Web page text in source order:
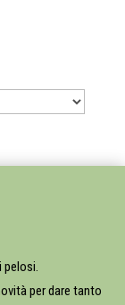
per dare tanto